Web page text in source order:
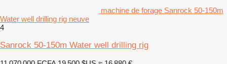
machine de forage Sanrock 50-150m
Water well drilling rig neuve
4
Sanrock 50-150m Water well drilling rig